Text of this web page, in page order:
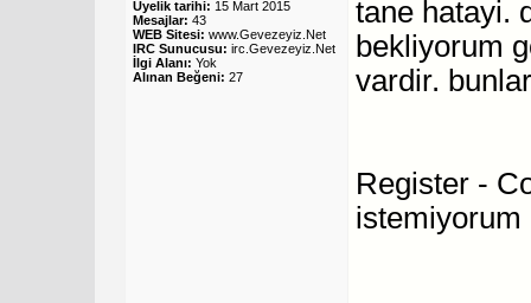
Üyelik tarihi: 15 Mart 2015
Mesajlar: 43
WEB Sitesi: www.Gevezeyiz.Net
IRC Sunucusu: irc.Gevezeyiz.Net
İlgi Alanı: Yok
Alınan Beğeni: 27
tane hatayi.
bekliyorum
vardir.
Register -
istemiyorum